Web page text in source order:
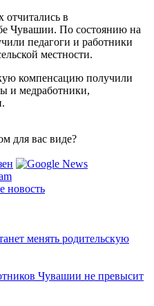
в
Чувашии. По состоянию на
педагоги и работники
местности.
компенсацию получили
и медработники,
для вас виде?
менять родительскую
Чувашии не превысит